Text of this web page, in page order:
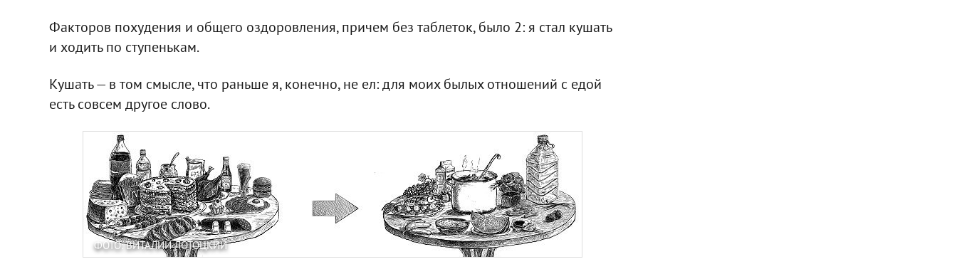
Факторов похудения и общего оздоровления, причем без таблеток, было 2: я стал кушать
и ходить по ступенькам.
Кушать — в том смысле, что раньше я, конечно, не ел: для моих былых отношений с едой
есть совсем другое слово.
ФОТО: ВИТАЛИЙ ЛОТОЦКИЙ